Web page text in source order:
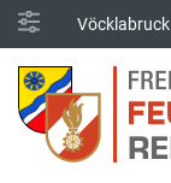
Vöcklabruck